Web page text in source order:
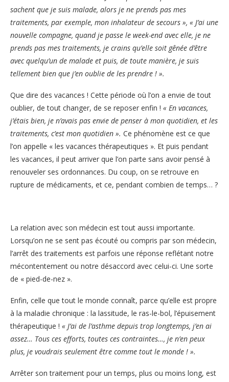
sachent que je suis malade, alors je ne prends pas mes
traitements, par exemple, mon inhalateur de secours », « J’ai une
nouvelle compagne, quand je passe le week-end avec elle, je ne
prends pas mes traitements, je crains qu’elle soit gênée d’être
avec quelqu’un de malade et puis, de toute manière, je suis
tellement bien que j’en oublie de les prendre ! ».
Que dire des vacances ! Cette période où l’on a envie de tout
oublier, de tout changer, de se reposer enfin ! « En vacances,
j’étais bien, je n’avais pas envie de penser à mon quotidien, et les
traitements, c’est mon quotidien ». Ce phénomène est ce que
l’on appelle « les vacances thérapeutiques ». Et puis pendant
les vacances, il peut arriver que l’on parte sans avoir pensé à
renouveler ses ordonnances. Du coup, on se retrouve en
rupture de médicaments, et ce, pendant combien de temps… ?
La relation avec son médecin est tout aussi importante.
Lorsqu’on ne se sent pas écouté ou compris par son médecin,
l’arrêt des traitements est parfois une réponse reflétant notre
mécontentement ou notre désaccord avec celui-ci. Une sorte
de « pied-de-nez ».
Enfin, celle que tout le monde connaît, parce qu’elle est propre
à la maladie chronique : la lassitude, le ras-le-bol, l’épuisement
thérapeutique ! « J’ai de l’asthme depuis trop longtemps, j’en ai
assez… Tous ces efforts, toutes ces contraintes…, je n’en peux
plus, je voudrais seulement être comme tout le monde ! ».
Arrêter son traitement pour un temps, plus ou moins long, est